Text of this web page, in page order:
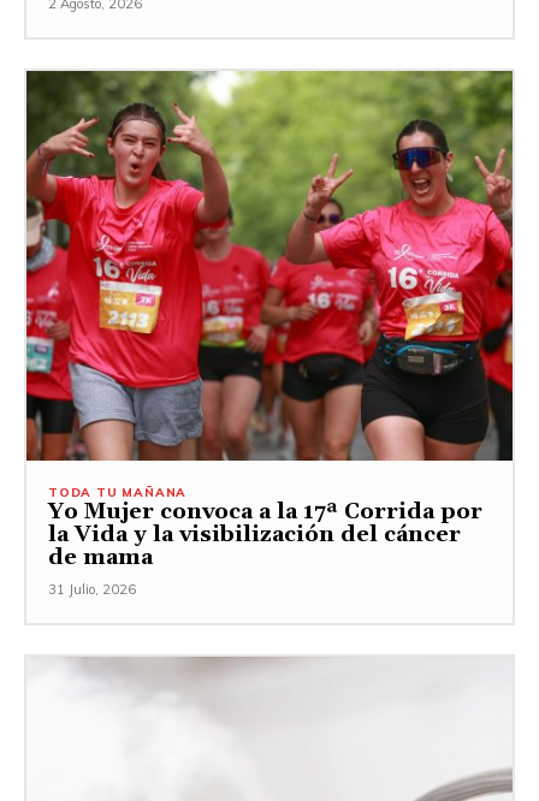
2 Agosto, 2026
TODA TU MAÑANA
Yo Mujer convoca a la 17ª Corrida por
la Vida y la visibilización del cáncer
de mama
31 Julio, 2026